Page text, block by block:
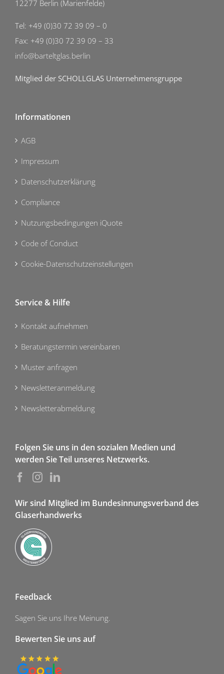
12277 Berlin (Marienfelde)
Tel: +49 (0)30 72 39 09 – 0
Fax: +49 (0)30 72 39 09 – 33
info@barteltglas.berlin
Mitglied der SCHOLLGLAS Unternehmensgruppe
Informationen
AGB
Impressum
Datenschutzerklärung
Compliance
Nutzungsbedingungen iQuote
Code of Conduct
Cookie-Datenschutzeinstellungen
Service & Hilfe
Kontakt aufnehmen
Beratungstermin vereinbaren
Muster anfragen
Newsletteranmeldung
Newsletterabmeldung
Folgen Sie uns in den sozialen Medien und
werden Sie Teil unseres Netzwerks.
Wir sind Mitglied im Bundesinnungsverband des
Glaserhandwerks
Feedback
Sagen Sie uns Ihre Meinung.
Bewerten Sie uns auf